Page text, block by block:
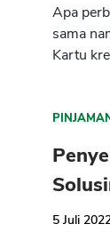
Apa
sama
Kartu
5 Juli